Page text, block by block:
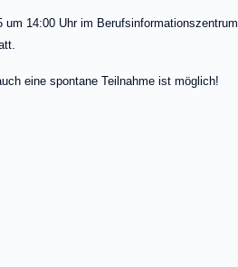
14:00 Uhr im Berufsinformationszentrum
eine spontane Teilnahme ist möglich!